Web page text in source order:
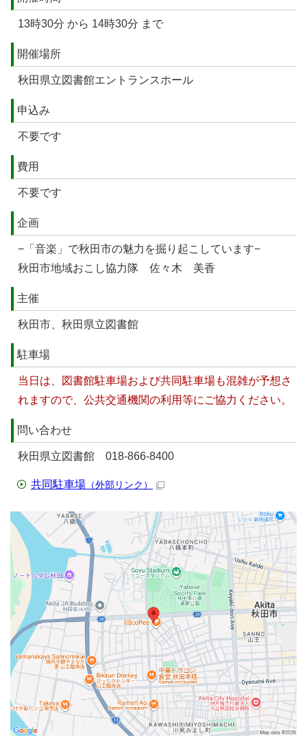
13時30分 から 14時30分 まで
開催場所
秋田県立図書館エントランスホール
申込み
不要です
費用
不要です
企画
−「音楽」で秋田市の魅力を掘り起こしています−
秋田市地域おこし協力隊 佐々木 美香
主催
秋田市、秋田県立図書館
駐車場
当日は、図書館駐車場および共同駐車場も混雑が予想さ
れますので、公共交通機関の利用等にご協力ください。
問い合わせ
秋田県立図書館 018-866-8400
共同駐車場 （外部リンク）